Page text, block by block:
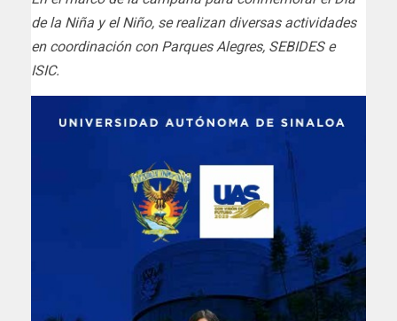
de la Niña y el Niño, se realizan diversas actividades
en coordinación con Parques Alegres, SEBIDES e
ISIC.